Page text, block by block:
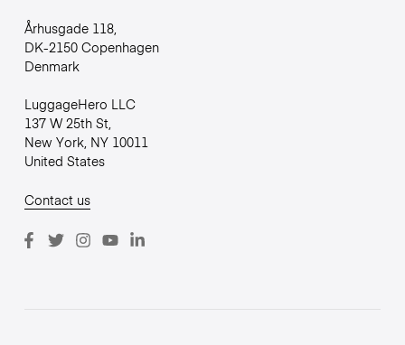
Århusgade 118,
DK-2150 Copenhagen
Denmark
LuggageHero LLC
137 W 25th St,
New York, NY 10011
United States
Contact us